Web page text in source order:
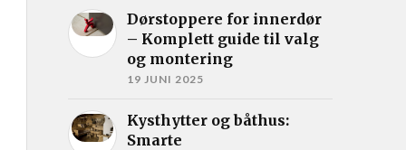
Dørstoppere for innerdør
– Komplett guide til valg
og montering
19 JUNI 2025
Kysthytter og båthus:
Smarte